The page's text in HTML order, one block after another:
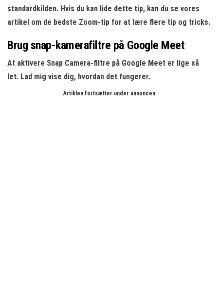
standardkilden. Hvis du kan lide dette tip, kan du se vores
artikel om de bedste Zoom-tip for at lære flere tip og tricks.
Brug snap-kamerafiltre på Google Meet
At aktivere Snap Camera-filtre på Google Meet er lige så
let. Lad mig vise dig, hvordan det fungerer.
Artiklen fortsætter under annoncen